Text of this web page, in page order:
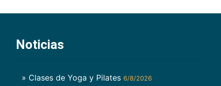
Noticias
» Clases de Yoga y Pilates 6/8/2026